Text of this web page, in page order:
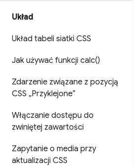
Układ
Układ tabeli siatki CSS
Jak używać funkcji calc()
Zdarzenie związane z pozycją
CSS „Przyklejone”
Włączanie dostępu do
zwiniętej zawartości
Zapytanie o media przy
aktualizacji CSS